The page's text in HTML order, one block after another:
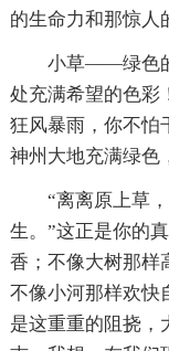
的生命力和那惊人
小草——绿色
处充满希望的色彩
狂风暴雨，你不怕
神州大地充满绿色
“离离原上草
生。”这正是你的
香；不像大树那样
不像小河那样欢快
是这重重的阻挠，